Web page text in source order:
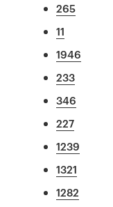
265
11
1946
233
346
227
1239
1321
1282